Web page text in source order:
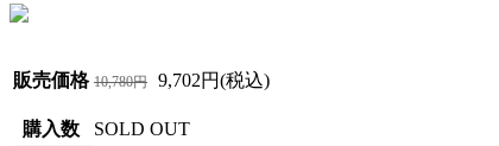
販売価格 10,780円 9,702円(税込)
購入数
SOLD OUT